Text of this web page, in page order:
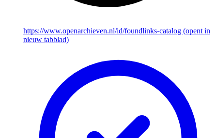
https://www.openarchieven.nl/id/foundlinks-catalog (opent in
nieuw tabblad)